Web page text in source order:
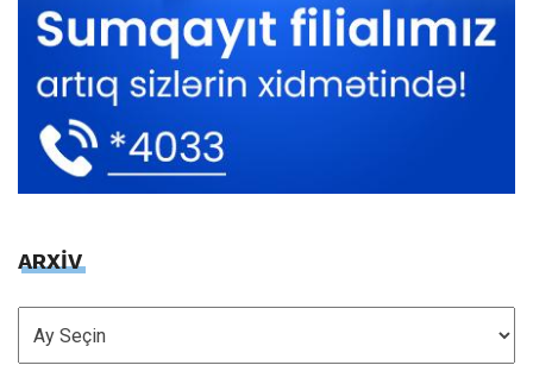
ARXİV
ARXİV